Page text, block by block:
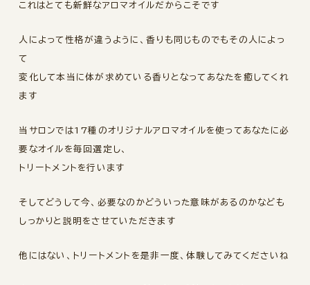
これはとても新鮮なアロマオイルだからこそです
人によって性格が違うように、香りも同じものでもその人によっ
て
変化して本当に体が求めている香りとなってあなたを癒してくれ
ます
当サロンでは17種のオリジナルアロマオイルを使ってあなたに必
要なオイルを毎回選定し、
トリートメントを行います
そしてどうして今、必要なのかどういった意味があるのかなども
しっかりと説明をさせていただきます
他にはない、トリートメントを是非一度、体験してみてくださいね